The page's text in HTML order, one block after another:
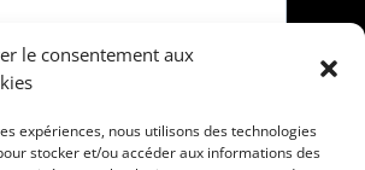
le consentement aux
expériences, nous utilisons des technologies
stocker et/ou accéder aux informations des